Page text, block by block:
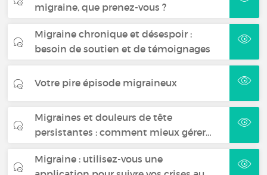
migraine, que prenez-vous ?
Migraine chronique et désespoir :
besoin de soutien et de témoignages
Votre pire épisode migraineux
Migraines et douleurs de tête
persistantes : comment mieux gérer…
Migraine : utilisez-vous une